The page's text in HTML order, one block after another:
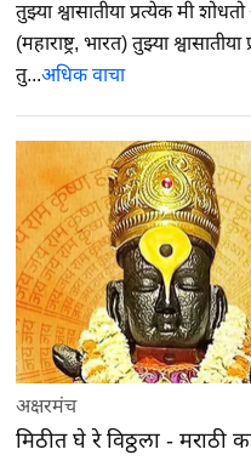
तुझ्या श्वासातीया प्रत्येक मी
(महाराष्ट्र, भारत) तुझ्या
तु...अधिक वाचा
अक्षरमंच
मिठीत घे रे विठ्ठला - मराठी